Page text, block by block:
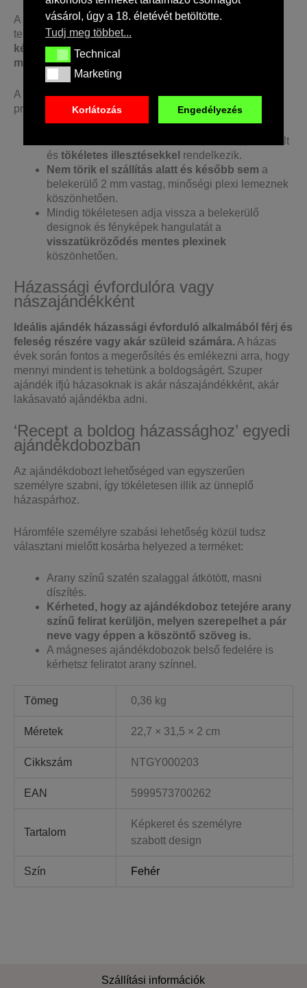
vásárol, úgy a 18. életévét betöltötte.
Tudj meg többet...
TechnicalTechnical
MarketingMarketing
Engedélyezés
Korlátozás
A termék többféle képkeretben kérhető, mely opciók a
termékképek mellett kerülnek feltüntetésre.
képkeretben a design A/4-es méretű, prémium
minőségű papírra nyomtatva.
A képkeretet a következő tulajdonságok emelik a
prémium kategóriába:
A keret 2 cm széles fából készül, modern, letisztult
és tökéletes illesztésekkel rendelkezik.
Nem törik el szállítás alatt és később sem a
belekerülő 2 mm vastag, minőségi plexi lemeznek
köszönhetően.
Mindig tökéletesen adja vissza a belekerülő
designok és fényképek hangulatát a
visszatükröződés mentes plexinek
köszönhetően.
Házassági évfordulóra vagy
nászajándékként
Ideális ajándék házassági évforduló alkalmából férj és
feleség részére vagy akár szüleid számára. A házas
évek során fontos a megerősítés és emlékezni arra, hogy
mennyi mindent is tehetünk a boldogságért. Szuper
ajándék ifjú házasoknak is akár nászajándékként, akár
lakásavató ajándékba adni.
‘Recept a boldog házassághoz’ egyedi
ajándékdobozban
Az ajándékdobozt lehetőséged van egyszerűen
személyre szabni, így tökéletesen illik az ünneplő
házaspárhoz.
Háromféle személyre szabási lehetőség közül tudsz
választani mielőtt kosárba helyezed a terméket:
Arany színű szatén szalaggal átkötött, masni
díszítés.
Kérheted, hogy az ajándékdoboz tetejére arany
színű felirat kerüljön, melyen szerepelhet a pár
neve vagy éppen a köszöntő szöveg is.
A mágneses ajándékdobozok belső fedelére is
kérhetsz feliratot arany színnel.
Tömeg 0,36 kg
Méretek 22,7 × 31,5 × 2 cm
Cikkszám NTGY000203
EAN 5999573700262
Tartalom
Képkeret és személyre
szabott design
Szín Fehér
Szállítási információk